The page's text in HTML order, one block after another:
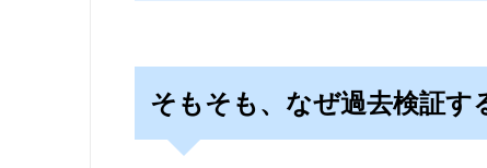
そもそも、なぜ過去検証す